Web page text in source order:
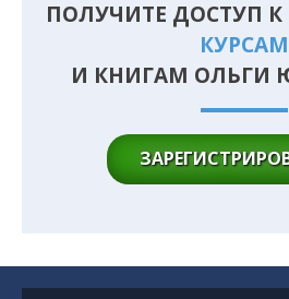
ПОЛУЧИТЕ ДОСТУП К
КУРСАМ
И КНИГАМ ОЛЬГИ